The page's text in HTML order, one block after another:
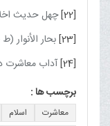
[22]چهل حدیث
[23]بحار الأنوار (ط -
[24]آداب معاشرت
برچسب ها :
معاشرت اسلام